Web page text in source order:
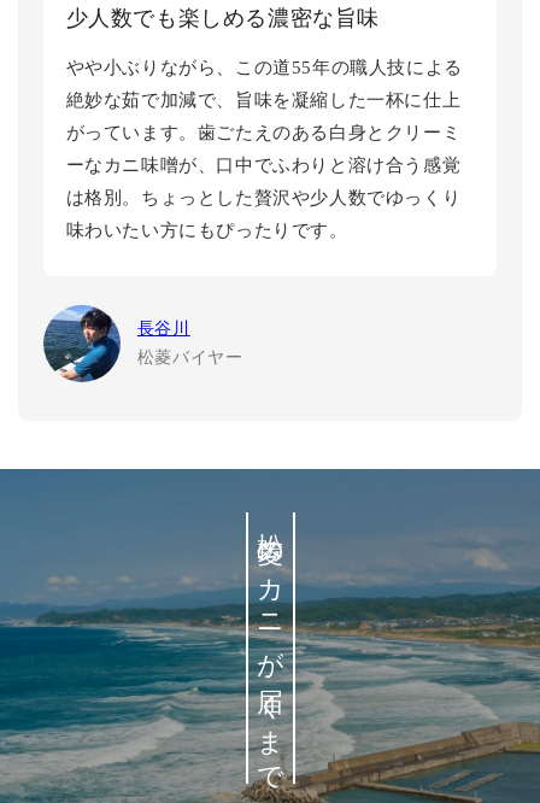
少人数でも楽しめる濃密な旨味
やや小ぶりながら、この道55年の職人技による
絶妙な茹で加減で、旨味を凝縮した一杯に仕上
がっています。歯ごたえのある白身とクリーミ
ーなカニ味噌が、口中でふわりと溶け合う感覚
は格別。ちょっとした贅沢や少人数でゆっくり
味わいたい方にもぴったりです。
長谷川
松菱バイヤー
松菱のカニが届くまで